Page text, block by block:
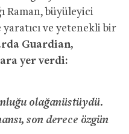
Raman, büyüleyici
yaratıcı ve yetenekli bir
Guardian,
yer verdi:
olağanüstüydü.
son derece özgün